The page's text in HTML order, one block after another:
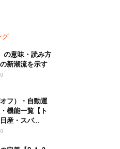
グ
の意味・読み方
新潮流を示す
フ）・自動運
機能一覧【ト
産・スバ...